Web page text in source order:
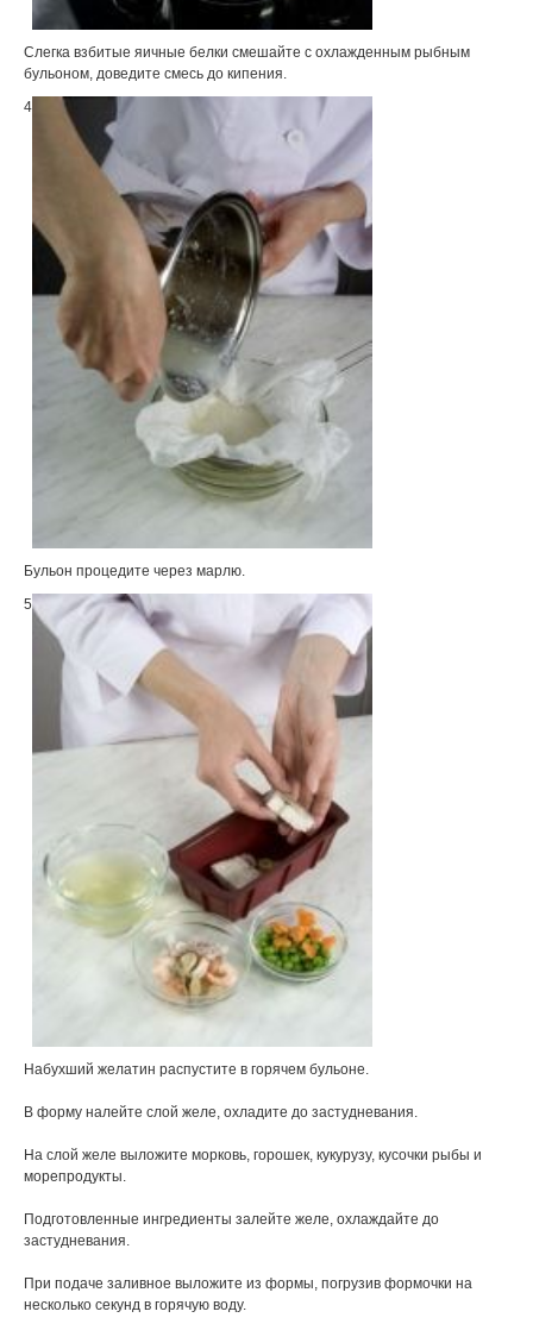
Слегка взбитые яичные белки смешайте с охлажденным рыбным
бульоном, доведите смесь до кипения.
4
Бульон процедите через марлю.
5
Набухший желатин распустите в горячем бульоне.
В форму налейте слой желе, охладите до застудневания.
На слой желе выложите морковь, горошек, кукурузу, кусочки рыбы и
морепродукты.
Подготовленные ингредиенты залейте желе, охлаждайте до
застудневания.
При подаче заливное выложите из формы, погрузив формочки на
несколько секунд в горячую воду.